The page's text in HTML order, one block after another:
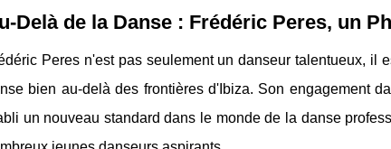
Delà de la Danse : Frédéric Peres, un
Peres n'est pas seulement un danseur talentueux,
bien au-delà des frontières d'Ibiza. Son engagement
un nouveau standard dans le monde de la danse